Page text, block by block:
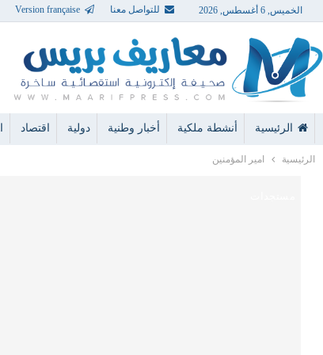
الخميس, 6 أغسطس, 2026 للتواصل معنا Version française
الرئيسية أنشطة ملكية أخبار وطنية دولية اقتصاد
الرئيسية امير المؤمنين